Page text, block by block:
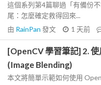
這個系列第4篇聊過「有備份
尾：怎麼確定救得回來...
由 RainPan 發文 1 天前
[OpenCV 學習筆記] 2.
(Image Blending)
本文將簡單示範如何使用